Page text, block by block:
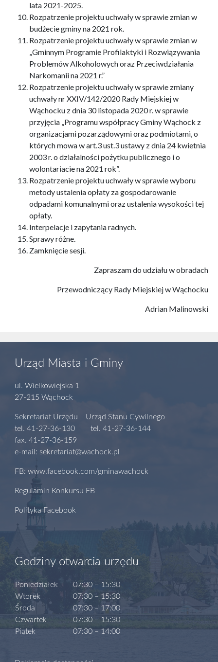
lata 2021-2025.
Rozpatrzenie projektu uchwały w sprawie zmian w
budżecie gminy na 2021 rok.
Rozpatrzenie projektu uchwały w sprawie zmian w
„Gminnym Programie Profilaktyki i Rozwiązywania
Problemów Alkoholowych oraz Przeciwdziałania
Narkomanii na 2021 r.”
Rozpatrzenie projektu uchwały w sprawie zmiany
uchwały nr XXIV/142/2020 Rady Miejskiej w
Wąchocku z dnia 30 listopada 2020 r. w sprawie
przyjęcia „Programu współpracy Gminy Wąchock z
organizacjami pozarządowymi oraz podmiotami, o
których mowa w art.3 ust.3 ustawy z dnia 24 kwietnia
2003 r. o działalności pożytku publicznego i o
wolontariacie na 2021 rok”.
Rozpatrzenie projektu uchwały w sprawie wyboru
metody ustalenia opłaty za gospodarowanie
odpadami komunalnymi oraz ustalenia wysokości tej
opłaty.
Interpelacje i zapytania radnych.
Sprawy różne.
Zamknięcie sesji.
Zapraszam do udziału w obradach
Przewodniczący Rady Miejskiej w Wąchocku
Adrian Malinowski
Urząd Miasta i Gminy
ul. Wielkowiejska 1
27-215 Wąchock
Sekretariat Urzędu Urząd Stanu Cywilnego
tel. 41-27-36-130 tel. 41-27-36-144
fax. 41-27-36-159
e-mail: sekretariat@wachock.pl
FB: www.facebook.com/gminawachock
Regulamin Konkursu FB
Polityka Facebook
Godziny otwarcia urzędu
Poniedziałek
Wtorek
Środa
Czwartek
Piątek
07:30 – 15:30
07:30 – 15:30
07:30 – 17:00
07:30 – 15:30
07:30 – 14:00